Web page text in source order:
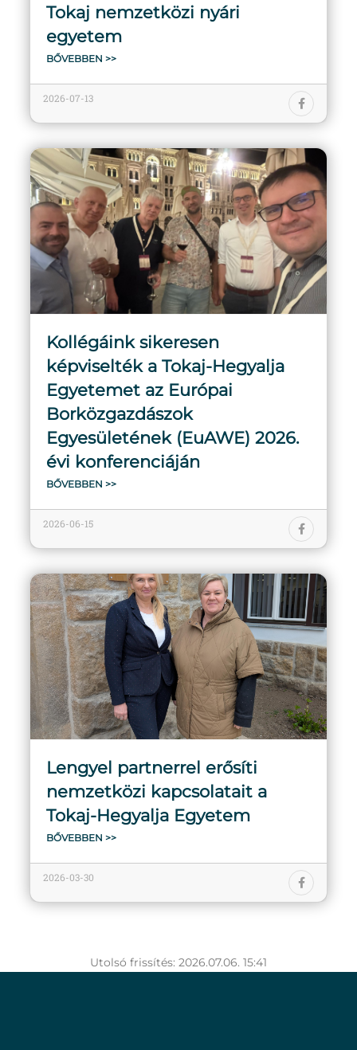
Tokaj nemzetközi nyári
egyetem
BŐVEBBEN >>
2026-07-13
Kollégáink sikeresen
képviselték a Tokaj-Hegyalja
Egyetemet az Európai
Borközgazdászok
Egyesületének (EuAWE) 2026.
évi konferenciáján
BŐVEBBEN >>
2026-06-15
Lengyel partnerrel erősíti
nemzetközi kapcsolatait a
Tokaj-Hegyalja Egyetem
BŐVEBBEN >>
2026-03-30
Utolsó frissítés: 2026.07.06. 15:41